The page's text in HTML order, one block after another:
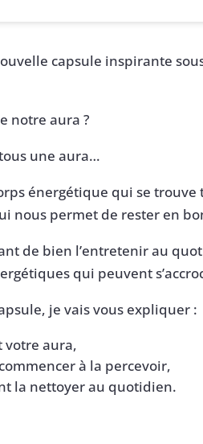
capsule inspirante
notre aura ?
une aura…
énergétique qui se
nous permet de rester en
de bien l’entretenir au
qui peuvent
je vais vous expliquer :
votre aura,
à la percevoir,
la nettoyer au quotidien.